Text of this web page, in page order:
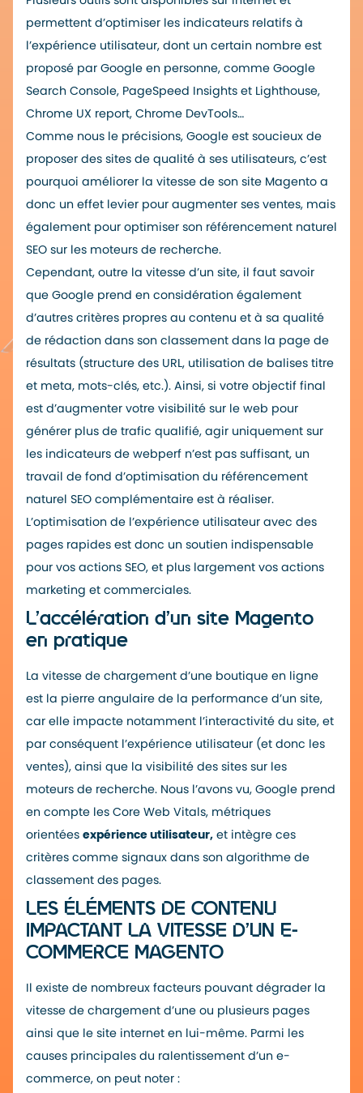
permettent d’optimiser les indicateurs relatifs à
l’expérience utilisateur, dont un certain nombre est
proposé par Google en personne, comme Google
Search Console, PageSpeed Insights et Lighthouse,
Chrome UX report, Chrome DevTools…
Comme nous le précisions, Google est soucieux de
proposer des sites de qualité à ses utilisateurs, c’est
pourquoi améliorer la vitesse de son site Magento a
donc un effet levier pour augmenter ses ventes, mais
également pour optimiser son référencement naturel
SEO sur les moteurs de recherche.
Cependant, outre la vitesse d’un site, il faut savoir
que Google prend en considération également
d’autres critères propres au contenu et à sa qualité
de rédaction dans son classement dans la page de
résultats (structure des URL, utilisation de balises titre
et meta, mots-clés, etc.). Ainsi, si votre objectif final
est d’augmenter votre visibilité sur le web pour
générer plus de trafic qualifié, agir uniquement sur
les indicateurs de webperf n’est pas suffisant, un
travail de fond d’optimisation du référencement
naturel SEO complémentaire est à réaliser.
L’optimisation de l’expérience utilisateur avec des
pages rapides est donc un soutien indispensable
pour vos actions SEO, et plus largement vos actions
marketing et commerciales.
L’accélération d’un site Magento
en pratique
La vitesse de chargement d’une boutique en ligne
est la pierre angulaire de la performance d’un site,
car elle impacte notamment l’interactivité du site, et
par conséquent l’expérience utilisateur (et donc les
ventes), ainsi que la visibilité des sites sur les
moteurs de recherche. Nous l’avons vu, Google prend
en compte les Core Web Vitals, métriques
orientées expérience utilisateur, et intègre ces
critères comme signaux dans son algorithme de
classement des pages.
LES ÉLÉMENTS DE CONTENU
IMPACTANT LA VITESSE D’UN E-
COMMERCE MAGENTO
Il existe de nombreux facteurs pouvant dégrader la
vitesse de chargement d’une ou plusieurs pages
ainsi que le site internet en lui-même. Parmi les
causes principales du ralentissement d’un e-
commerce, on peut noter :